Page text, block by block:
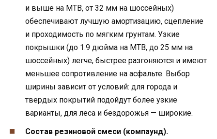
и выше на MTB, от 32 мм на шоссейных)
обеспечивают лучшую амортизацию, сцепление
и проходимость по мягким грунтам. Узкие
покрышки (до 1.9 дюйма на MTB, до 25 мм на
шоссейных) легче, быстрее разгоняются и имеют
меньшее сопротивление на асфальте. Выбор
ширины зависит от условий: для города и
твердых покрытий подойдут более узкие
варианты, для леса и бездорожья — широкие.
Состав резиновой смеси (компаунд).